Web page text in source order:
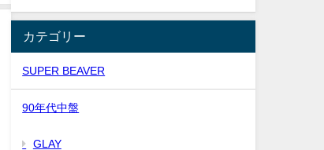
カテゴリー
SUPER BEAVER
90年代中盤
GLAY